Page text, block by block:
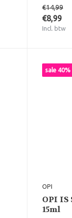
€14,99
€8,99
Incl. btw
sale 40%
OPI
OPI IS
15ml